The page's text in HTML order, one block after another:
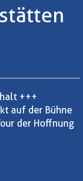
+++
auf der Bühne
der Hoffnung